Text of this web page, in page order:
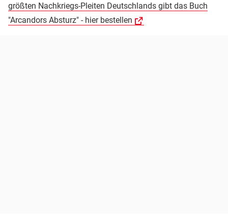
größten Nachkriegs-Pleiten Deutschlands gibt das Buch
"Arcandors Absturz" - hier bestellen